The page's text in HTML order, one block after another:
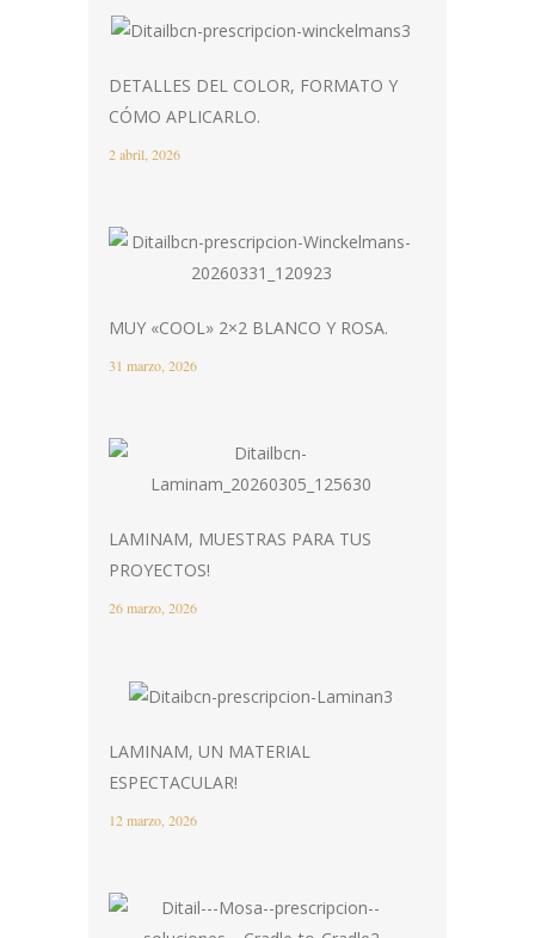
DETALLES DEL COLOR, FORMATO Y
CÓMO APLICARLO.
2 abril, 2026
MUY «COOL» 2×2 BLANCO Y ROSA.
31 marzo, 2026
LAMINAM, MUESTRAS PARA TUS
PROYECTOS!
26 marzo, 2026
LAMINAM, UN MATERIAL
ESPECTACULAR!
12 marzo, 2026